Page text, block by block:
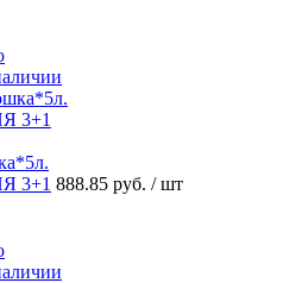
3+1 888.85 руб. / шт